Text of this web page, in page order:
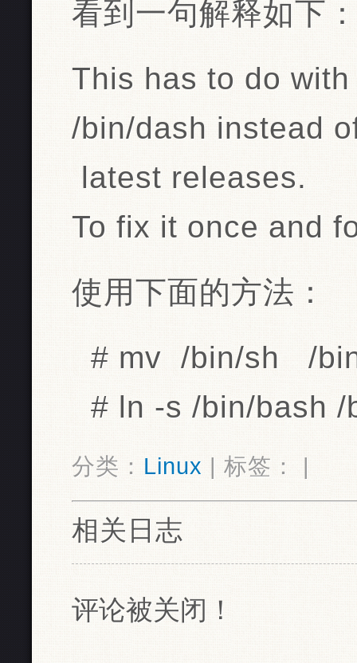
看到一句解释如下
This has to do
/bin/dash instead
latest releases.
To fix it once and
使用下面的方法：
# mv /bin/sh
/
# ln -s /bin/bash /
分类： Linux | 标签： |
相关日志
评论被关闭！